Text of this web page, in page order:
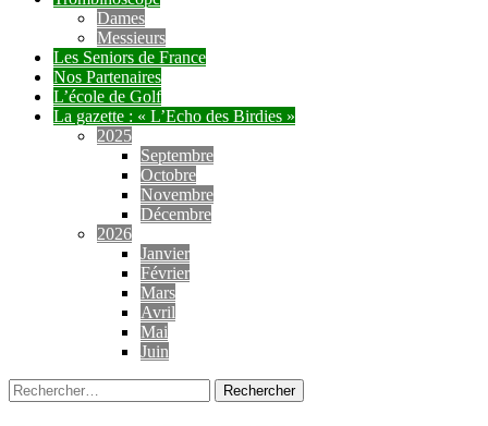
Dames
Messieurs
Les Seniors de France
Nos Partenaires
L’école de Golf
La gazette : « L’Echo des Birdies »
2025
Septembre
Octobre
Novembre
Décembre
2026
Janvier
Février
Mars
Avril
Mai
Juin